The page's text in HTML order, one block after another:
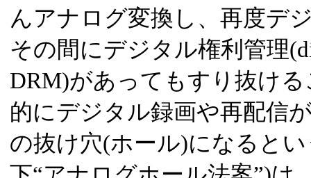
んアナログ変換し、再度デ
その間にデジタル権利管理
DRM)があってもすり抜け
的にデジタル録画や再配信
の抜け穴(ホール)になると